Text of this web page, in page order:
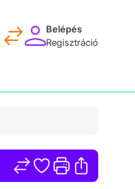
Belépés
Regisztráció